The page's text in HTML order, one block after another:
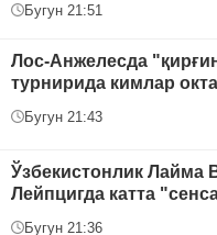
Бугун 21:51
Лос-Анжелесда
турнирида кимлар
Бугун 21:43
Ўзбекистонлик Лайма
Лейпцигда катта
Бугун 21:36